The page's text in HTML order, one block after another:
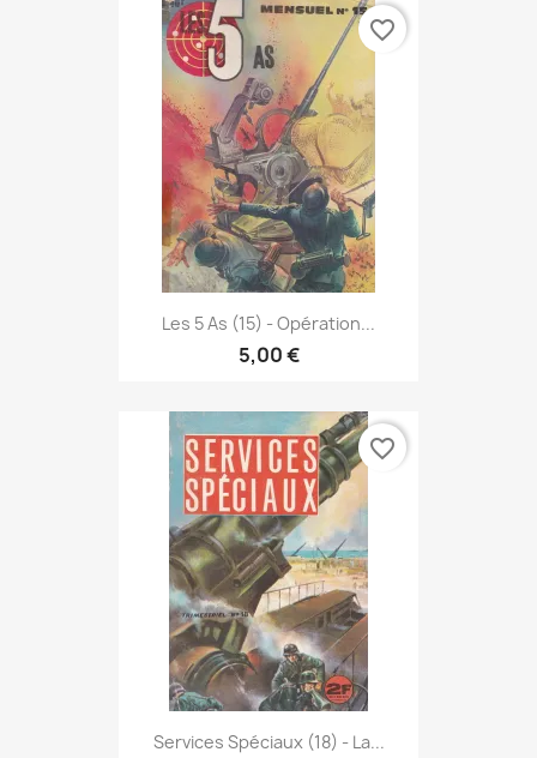
Les 5 As (15) - Opération...
5,00 €
favorite_border
Services Spéciaux (18) - La...
favorite_border